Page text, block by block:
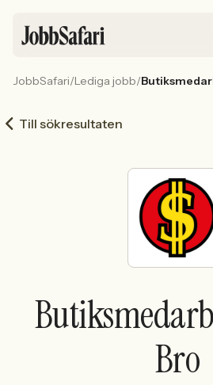
Arbetsliv och karriär
För arbetsgivare
Sök med AI
Ny här? Skapa konto
JobbSafari/Lediga jobb/
Till sökresultaten
Bro